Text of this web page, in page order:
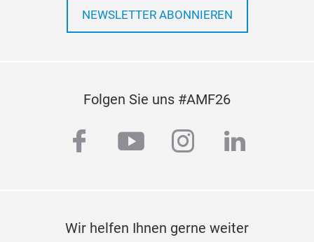
NEWSLETTER ABONNIEREN
Folgen Sie uns #AMF26
facebook
youtubeinstagram
linkedin
Wir helfen Ihnen gerne weiter